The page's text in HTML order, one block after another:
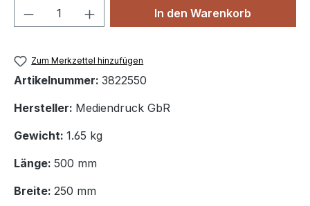
Produkt Anzahl: Gib denIn den Warenkorb
Zum Merkzettel hinzufügen
Artikelnummer: 3822550
Hersteller: Mediendruck GbR
Gewicht: 1.65 kg
Länge: 500 mm
Breite: 250 mm